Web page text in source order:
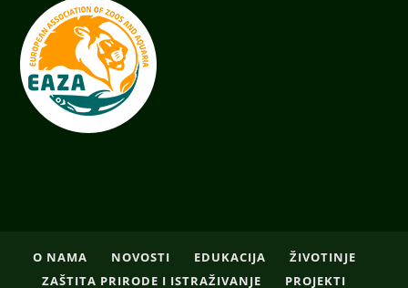
O NAMA NOVOSTI EDUKACIJA
ŽIVOTINJE
ZAŠTITA PRIRODE I ISTRAŽIVANJE
PROJEKTI